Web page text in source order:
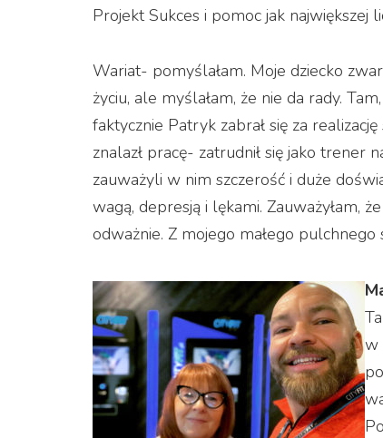
Projekt Sukces i pomoc jak największej
Wariat- pomyślałam. Moje dziecko
życiu, ale myślałam, że nie da rady.
faktycznie Patryk zabrał się za
znalazł pracę- zatrudnił się jako trener
zauważyli w nim szczerość i duże
wagą, depresją i lękami. Zauważyłam,
odważnie. Z mojego małego pulchnego
w